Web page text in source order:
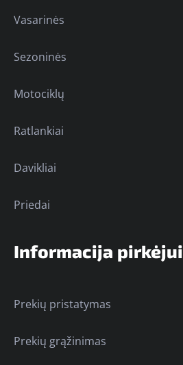
Vasarinės
Sezoninės
Motociklų
Ratlankiai
Davikliai
Priedai
Informacija pirkėjui
Prekių pristatymas
Prekių grąžinimas